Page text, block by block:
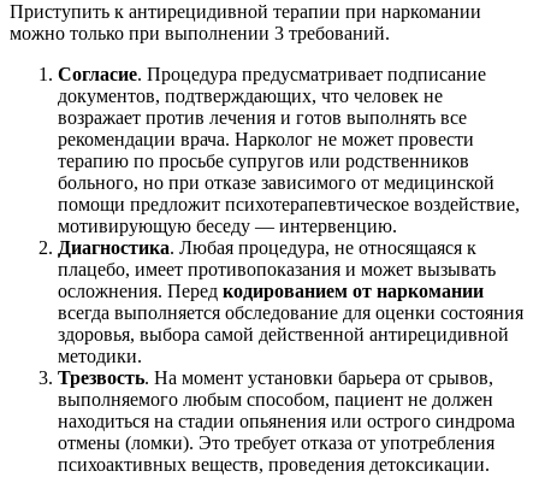
Приступить к антирецидивной терапии при наркомании
можно только при выполнении 3 требований.
Согласие. Процедура предусматривает подписание
документов, подтверждающих, что человек не
возражает против лечения и готов выполнять все
рекомендации врача. Нарколог не может провести
терапию по просьбе супругов или родственников
больного, но при отказе зависимого от медицинской
помощи предложит психотерапевтическое воздействие,
мотивирующую беседу — интервенцию.
Диагностика. Любая процедура, не относящаяся к
плацебо, имеет противопоказания и может вызывать
осложнения. Перед кодированием от наркомании
всегда выполняется обследование для оценки состояния
здоровья, выбора самой действенной антирецидивной
методики.
Трезвость. На момент установки барьера от срывов,
выполняемого любым способом, пациент не должен
находиться на стадии опьянения или острого синдрома
отмены (ломки). Это требует отказа от употребления
психоактивных веществ, проведения детоксикации.